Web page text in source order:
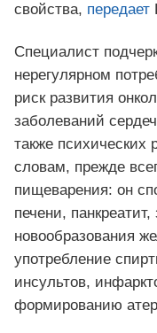
свойства, передает
Специалист
нерегулярном
риск развития
заболеваний
также психических
словам, прежде
пищеварения: он
печени,
новообразования
употребление
инсультов,
формированию